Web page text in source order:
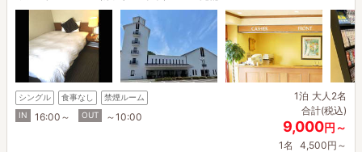
シングル 食事なし
禁煙ルーム
IN
16:00～ OUT ～10:00
1泊 大人2名
合計(税込)
9,000円～
1名 4,500円～